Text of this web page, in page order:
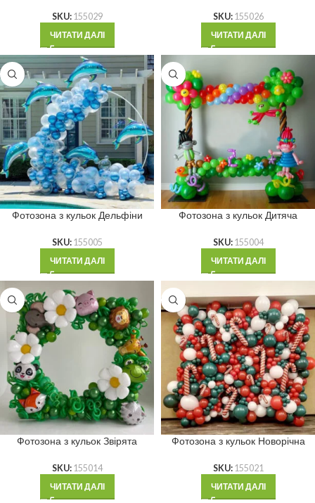
SKU: 155029
ЧИТАТИ ДАЛІ
SKU: 155026
ЧИТАТИ ДАЛІ
Фотозона з кульок Дельфіни
SKU: 155005
ЧИТАТИ ДАЛІ
Фотозона з кульок Дитяча
SKU: 155004
ЧИТАТИ ДАЛІ
Фотозона з кульок Звірята
SKU: 155014
ЧИТАТИ ДАЛІ
Фотозона з кульок Новорічна
SKU: 155021
ЧИТАТИ ДАЛІ